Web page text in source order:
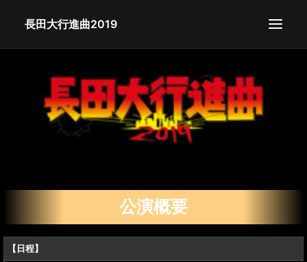
長田大行進曲2019
公演概要
チケット
ラインナップ
グッズ
注意事項
公演概要
【日程】